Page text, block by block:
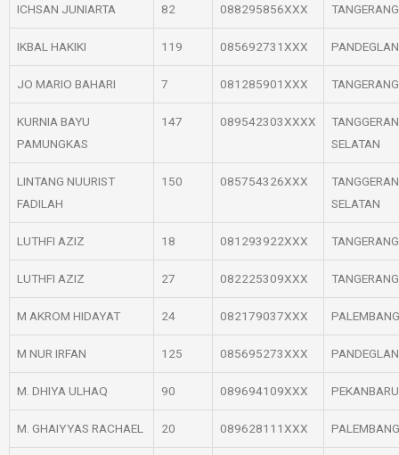
ICHSAN JUNIARTA 82 088295856XXX TANGERANG
IKBAL HAKIKI 119 085692731XXX
JO MARIO BAHARI 7 081285901XXX TANGERANG
KURNIA BAYU
PAMUNGKAS
147 089542303XXXX
SELATAN
LINTANG NUURIST
FADILAH
150 085754326XXX
SELATAN
LUTHFI AZIZ 18 081293922XXX TANGERANG
LUTHFI AZIZ 27 082225309XXX TANGERANG
M AKROM HIDAYAT 24 082179037XXX PALEMBANG
M NUR IRFAN 125 085695273XXX
M. DHIYA ULHAQ 90 089694109XXX PEKANBARU
M. GHAIYYAS RACHAEL 20 089628111XXX PALEMBANG